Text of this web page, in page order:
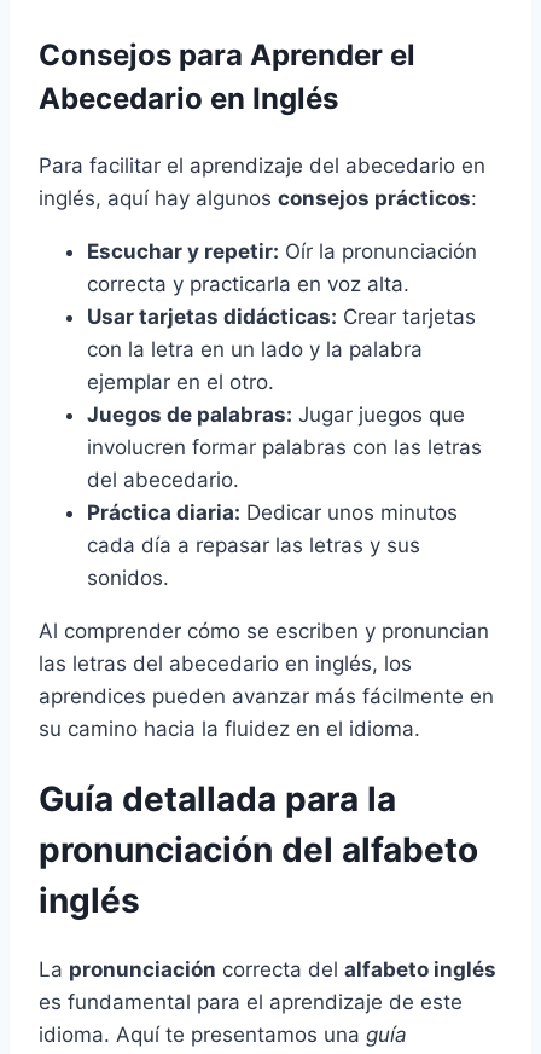
Consejos para Aprender el
Abecedario en Inglés
Para facilitar el aprendizaje del abecedario en
inglés, aquí hay algunos consejos prácticos:
Escuchar y repetir: Oír la pronunciación
correcta y practicarla en voz alta.
Usar tarjetas didácticas: Crear tarjetas
con la letra en un lado y la palabra
ejemplar en el otro.
Juegos de palabras: Jugar juegos que
involucren formar palabras con las letras
del abecedario.
Práctica diaria: Dedicar unos minutos
cada día a repasar las letras y sus
sonidos.
Al comprender cómo se escriben y pronuncian
las letras del abecedario en inglés, los
aprendices pueden avanzar más fácilmente en
su camino hacia la fluidez en el idioma.
Guía detallada para la
pronunciación del alfabeto
inglés
La pronunciación correcta del alfabeto inglés
es fundamental para el aprendizaje de este
idioma. Aquí te presentamos una guía